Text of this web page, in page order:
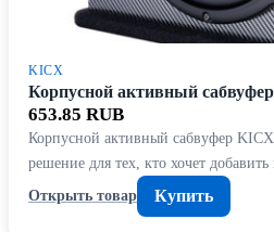
KICX
Корпусной активный
653.85 RUB
Корпусной активный сабвуфер
решение для тех, кто хочет
Открыть товар
Купить